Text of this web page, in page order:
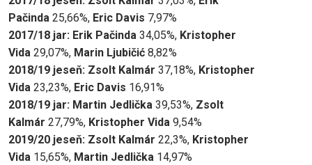
Pačinda 25,66%, Eric Davis 7,97%
2017/18 jar: Erik Pačinda 34,05%, Kristopher
Vida 29,07%, Marin Ljubičić 8,82%
2018/19 jeseň: Zsolt Kalmár 37,18%, Kristopher
Vida 23,23%, Eric Davis 16,91%
2018/19 jar: Martin Jedlička 39,53%, Zsolt
Kalmár 27,79%, Kristopher Vida 9,54%
2019/20 jeseň: Zsolt Kalmár 22,3%, Kristopher
Vida 15,65%, Martin Jedlička 14,97%